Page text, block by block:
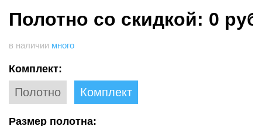
Полотно со скидкой: 0 руб
в наличии много
Комплект:
Полотно Комплект
Размер полотна: